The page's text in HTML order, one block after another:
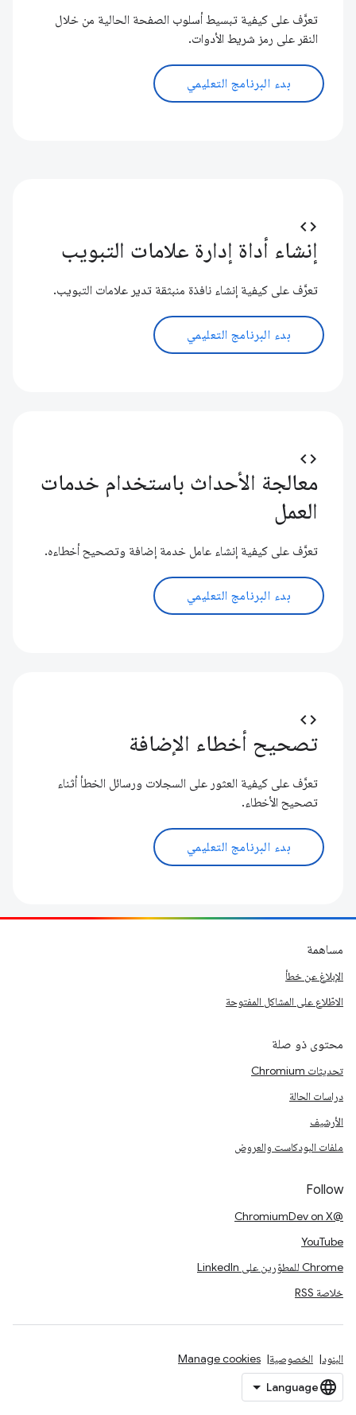
تعرَّف على كيفية تبسيط أسلوب الصفحة الحالية من خلال
النقر على رمز شريط الأدوات.
بدء البرنامج التعليمي
code
إنشاء أداة إدارة علامات التبويب
تعرَّف على كيفية إنشاء نافذة منبثقة تدير علامات التبويب.
بدء البرنامج التعليمي
code
معالجة الأحداث باستخدام خدمات
العمل
تعرَّف على كيفية إنشاء عامل خدمة إضافة وتصحيح أخطاءه.
بدء البرنامج التعليمي
code
تصحيح أخطاء الإضافة
تعرَّف على كيفية العثور على السجلات ورسائل الخطأ أثناء
تصحيح الأخطاء.
بدء البرنامج التعليمي
مساهمة
الإبلاغ عن خطأ
الاطّلاع على المشاكل المفتوحة
محتوى ذو صلة
تحديثات Chromium
دراسات الحالة
الأرشيف
ملفات البودكاست والعروض
Follow
@ChromiumDev on X
YouTube
Chrome للمطوّرين على LinkedIn
خلاصة RSS
البنود الخصوصية Manage cookies